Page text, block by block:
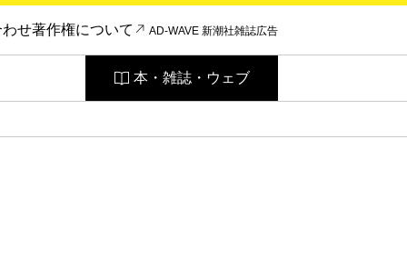
せ著作権について AD-WAVE 新潮社雑誌広告
本・雑誌・ウェブ